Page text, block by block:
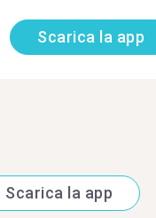
Scarica la app
Scarica la app